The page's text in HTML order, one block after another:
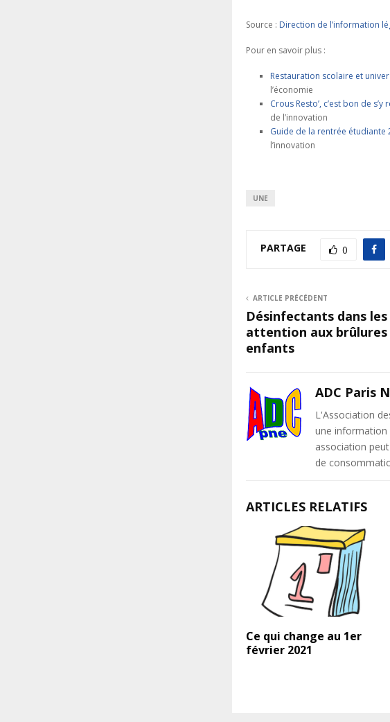
Source : Direction de l’information
Pour en savoir plus :
Restauration scolaire et
l’économie
Crous Resto’, c’est bon de
de l’innovation
Guide de la rentrée étudiante
l’innovation
UNE
PARTAGE 0
ARTICLE PRÉCÉDENT
Désinfectants dans les
attention aux brûlures
enfants
ADC Paris
L'Association
une information
association
de
ARTICLES RELATIFS
Ce qui change au 1er
février 2021